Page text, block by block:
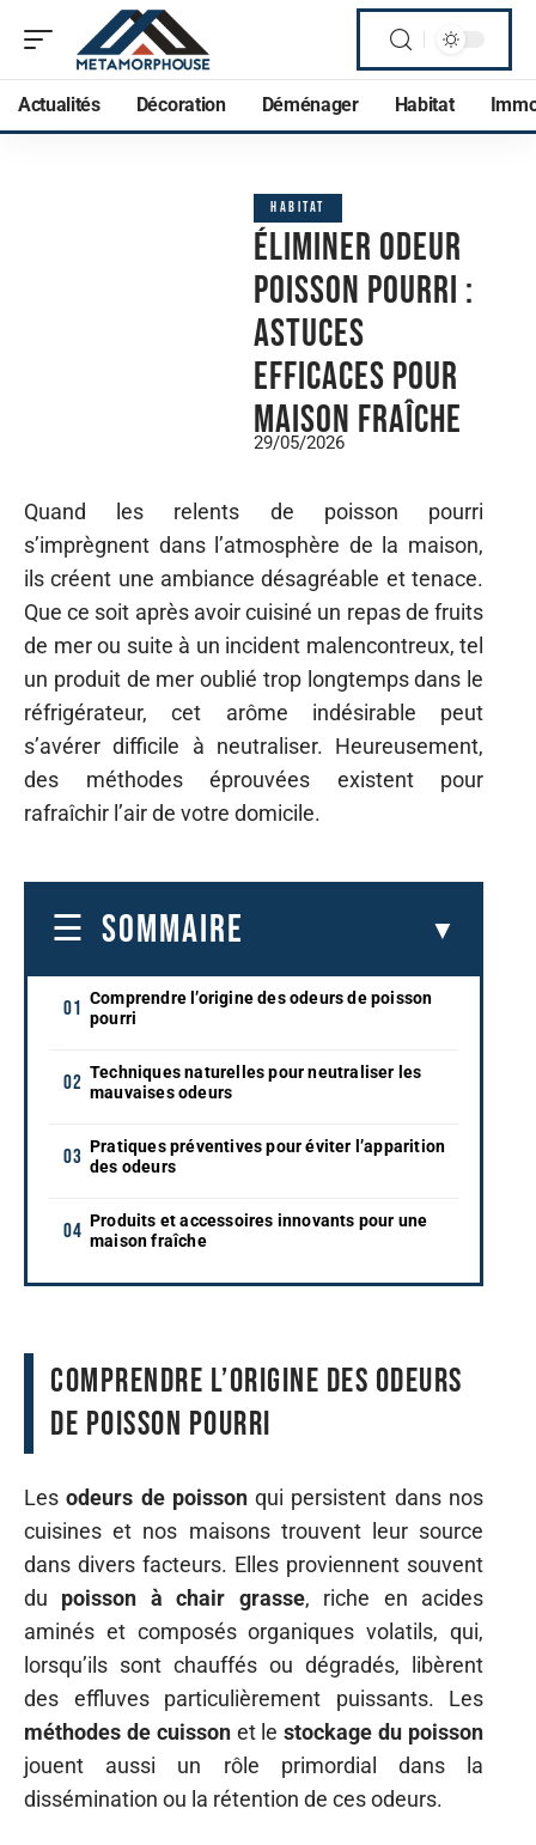
Actualités Décoration Déménager Habitat
HABITAT
Éliminer odeur
poisson pourri :
astuces
efficaces pour
maison fraîche
29/05/2026
Quand les relents de poisson pourri
s’imprègnent dans l’atmosphère de la maison,
ils créent une ambiance désagréable et tenace.
Que ce soit après avoir cuisiné un repas de fruits
de mer ou suite à un incident malencontreux, tel
un produit de mer oublié trop longtemps dans le
réfrigérateur, cet arôme indésirable peut
s’avérer difficile à neutraliser. Heureusement,
des méthodes éprouvées existent pour
rafraîchir l’air de votre domicile.
SOMMAIRE
Comprendre l’origine des odeurs de poisson
pourri
Techniques naturelles pour neutraliser les
mauvaises odeurs
Pratiques préventives pour éviter l’apparition
des odeurs
Produits et accessoires innovants pour une
maison fraîche
Comprendre l’origine des odeurs
de poisson pourri
Lesodeurs de poissonqui persistent dans nos
cuisines et nos maisons trouvent leur source
dans divers facteurs. Elles proviennent souvent
du poisson à chair grasse, riche en acides
aminés et composés organiques volatils, qui,
lorsqu’ils sont chauffés ou dégradés, libèrent
des effluves particulièrement puissants. Les
méthodes de cuissonet lestockage du poisson
jouent aussi un rôle primordial dans la
dissémination ou la rétention de ces odeurs.